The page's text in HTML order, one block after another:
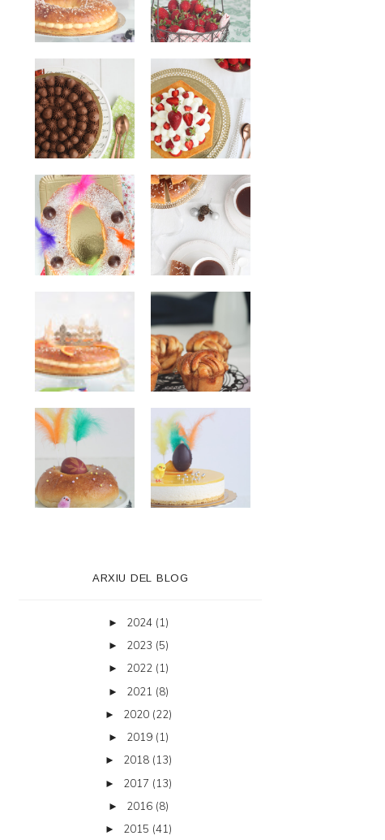
ARXIU DEL BLOG
► 2024 (1)
► 2023 (5)
► 2022 (1)
► 2021 (8)
► 2020 (22)
► 2019 (1)
► 2018 (13)
► 2017 (13)
► 2016 (8)
► 2015 (41)